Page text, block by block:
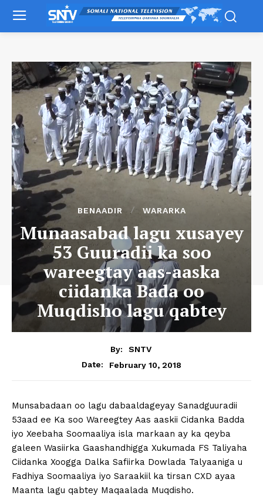
BENAADIR WARARKA
Munaasabad lagu xusayey
53 Guuradii ka soo
wareegtay aas-aaska
ciidanka Bada oo
Muqdisho lagu qabtey
By:
SNTV
Date:
February 10, 2018
Munsabadaan oo lagu dabaaldageyay Sanadguuradii
53aad ee Ka soo Wareegtey Aas aaskii Cidanka Badda
iyo Xeebaha Soomaaliya isla markaan ay ka qeyba
galeen Wasiirka Gaashandhigga Xukumada FS Taliyaha
Ciidanka Xoogga Dalka Safiirka Dowlada Talyaaniga u
Fadhiya Soomaaliya iyo Saraakiil ka tirsan CXD ayaa
Maanta lagu qabtey Maqaalada Muqdisho.